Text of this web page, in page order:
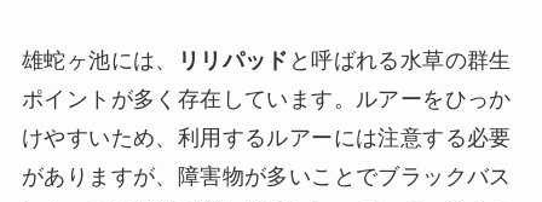
雄蛇ヶ池には、 リリパッド と呼ばれる水草の群生
ポイントが多く存在しています。ルアーをひっか
けやすいため、利用するルアーには注意する必要
がありますが、障害物が多いことでブラックバス